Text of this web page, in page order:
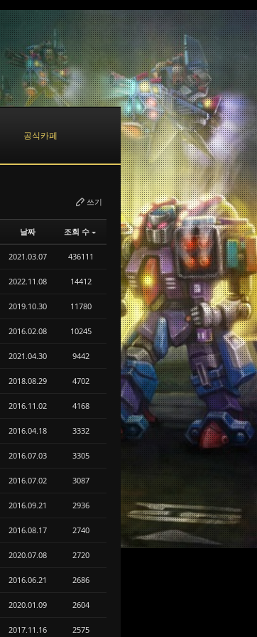
공식카페
쓰기
날짜 조회 수
2021.03.07 436111
2022.11.08 14412
2019.10.30 11780
2016.02.08 10245
2021.04.30 9442
2018.08.29 4702
2016.11.02 4168
2016.04.18 3332
2016.07.03 3305
2016.07.02 3087
2016.09.21 2936
2016.08.17 2740
2020.07.08 2720
2016.06.21 2686
2020.01.09 2604
2017.11.16 2575